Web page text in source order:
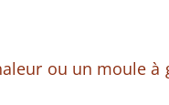
ou un moule à